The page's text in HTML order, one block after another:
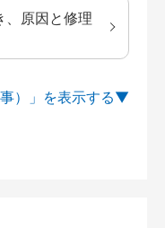
、原因と修理
）」を